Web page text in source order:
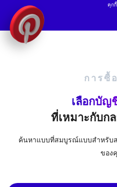
คุกกี้
การซื้
เลือกบัญ
ที่เหมาะกับก
ค้นหาแบบที่สมบูรณ์แบบสำหรับ
ของ